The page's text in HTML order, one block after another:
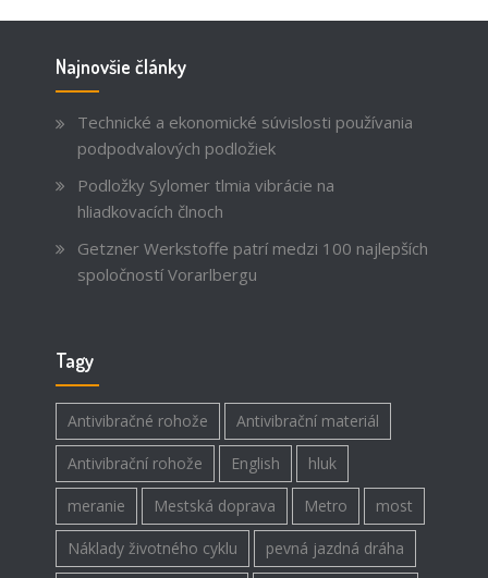
Najnovšie články
Technické a ekonomické súvislosti používania
podpodvalových podložiek
Podložky Sylomer tlmia vibrácie na
hliadkovacích člnoch
Getzner Werkstoffe patrí medzi 100 najlepších
spoločností Vorarlbergu
Tagy
Antivibračné rohože Antivibrační materiál
Antivibrační rohože English hluk
meranie Mestská doprava Metro most
Náklady životného cyklu pevná jazdná dráha